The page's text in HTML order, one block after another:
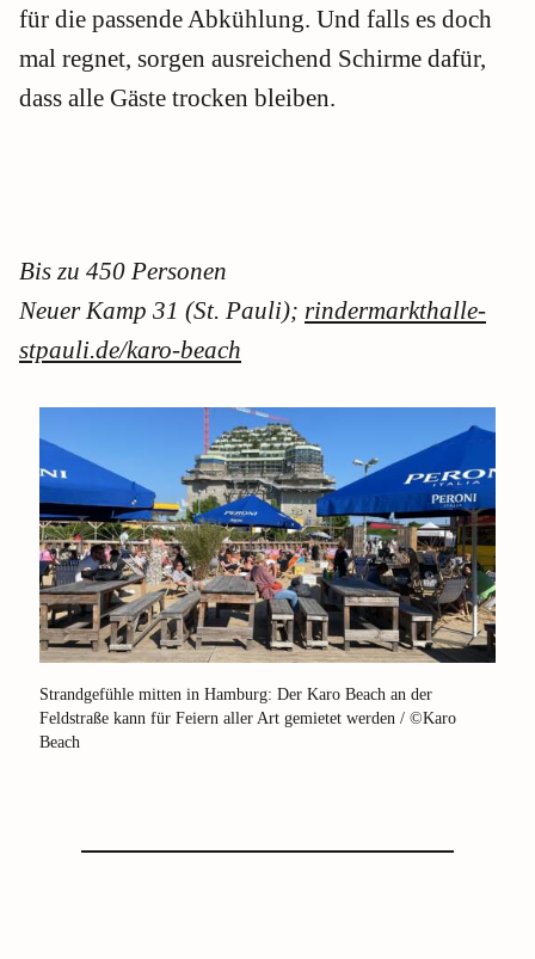
für die passende Abkühlung. Und falls es doch
mal regnet, sorgen ausreichend Schirme dafür,
dass alle Gäste trocken bleiben.
Bis zu 450 Personen
Neuer Kamp 31 (St. Pauli); rindermarkthalle-
stpauli.de/karo-beach
Strandgefühle mitten in Hamburg: Der Karo Beach an der
Feldstraße kann für Feiern aller Art gemietet werden / ©Karo
Beach